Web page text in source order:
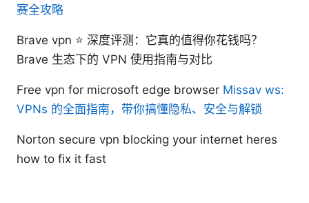
赛全攻略
Brave vpn ⭐ 深度评测：它真的值得你花钱吗？
Brave 生态下的 VPN 使用指南与对比
Free vpn for microsoft edge browser Missav ws:
VPNs 的全面指南，带你搞懂隐私、安全与解锁
Norton secure vpn blocking your internet heres
how to fix it fast